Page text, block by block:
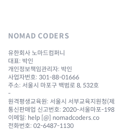
NOMAD CODERS
유한회사 노마드컴퍼니
대표: 박인
개인정보책임관리자: 박인
사업자번호: 301-88-01666
주소: 서울시 마포구 백범로 8, 532호
-
원격평생교육원: 서울시 서부교육지원청(
통신판매업 신고번호: 2020-서울마포-
이메일: help [@] nomadcoders.co
전화번호: 02-6487-1130